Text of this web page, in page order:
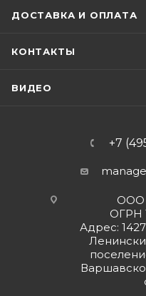
ДОСТАВКА И ОПЛАТА
КОНТАКТЫ
ВИДЕО
+7
ООО
ОГРН
Адрес: